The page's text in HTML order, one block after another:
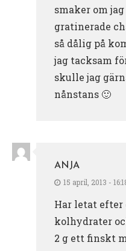
smaker om
gratinerade
så dålig på
jag tacksam
skulle jag
nånstans 🙂
ANJA
15 april, 2013 -
Har letat efter
kolhydrater
2 g ett finskt